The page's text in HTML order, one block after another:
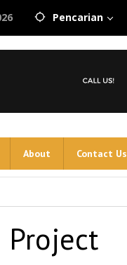
Pencarian
About Contact Us
Project